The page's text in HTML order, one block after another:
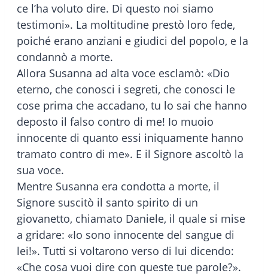
ce l’ha voluto dire. Di questo noi siamo
testimoni». La moltitudine prestò loro fede,
poiché erano anziani e giudici del popolo, e la
condannò a morte.
Allora Susanna ad alta voce esclamò: «Dio
eterno, che conosci i segreti, che conosci le
cose prima che accadano, tu lo sai che hanno
deposto il falso contro di me! Io muoio
innocente di quanto essi iniquamente hanno
tramato contro di me». E il Signore ascoltò la
sua voce.
Mentre Susanna era condotta a morte, il
Signore suscitò il santo spirito di un
giovanetto, chiamato Daniele, il quale si mise
a gridare: «Io sono innocente del sangue di
lei!». Tutti si voltarono verso di lui dicendo:
«Che cosa vuoi dire con queste tue parole?».